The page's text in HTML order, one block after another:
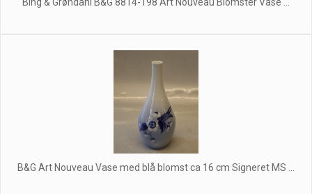
B&G Art Nouveau Vase med blå blomst ca 16 cm Signeret MS ...